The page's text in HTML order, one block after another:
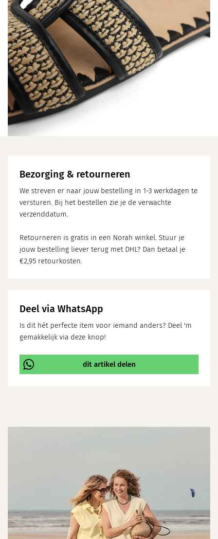
Bezorging & retourneren
We streven er naar jouw bestelling in 1-3 werkdagen te
versturen. Bij het bestellen zie je de verwachte
verzenddatum.
Retourneren is gratis in een Norah winkel. Stuur je
jouw bestelling liever terug met DHL? Dan betaal je
€2,95 retourkosten.
Deel via WhatsApp
Is dit hét perfecte item voor iemand anders? Deel 'm
gemakkelijk via deze knop!
dit artikel delen